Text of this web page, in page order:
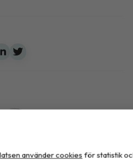
använder cookies för statistik